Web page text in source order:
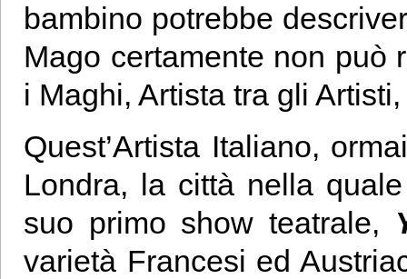
bambino potrebbe
Mago certamente non può
i Maghi, Artista tra gli
Quest’Artista Italiano,
Londra, la città nella
suo primo show teatrale,
varietà Francesi ed